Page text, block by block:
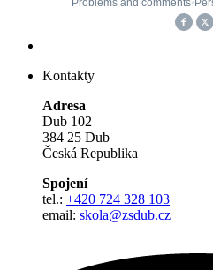
Kontakty
Adresa
Dub 102
384 25 Dub
Česká Republika
Spojení
tel.: +420 724 328 103
email: skola@zsdub.cz